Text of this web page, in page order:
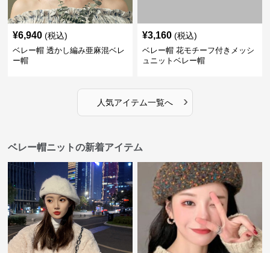
¥6,940 (税込)
ベレー帽 透かし編み亜麻混ベレ
ー帽
¥3,160 (税込)
ベレー帽 花モチーフ付きメッシ
ュニットベレー帽
人気アイテム一覧へ ›
ベレー帽ニットの新着アイテム